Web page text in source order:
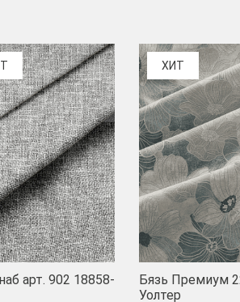
арт. 902 18858-
ХИТ
Бязь Премиум
Уолтер